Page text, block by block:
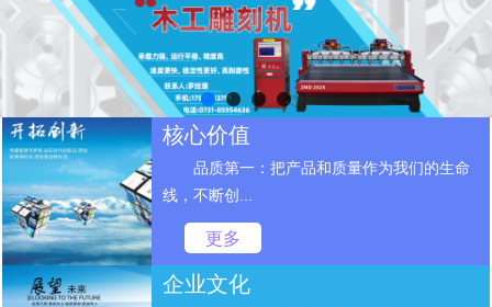
核心价值
品质第一：把产品和质量作为我们的生命
线，不断创...
更多
企业文化